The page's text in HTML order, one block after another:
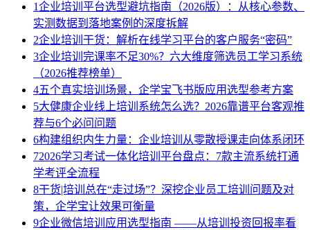
1企业培训平台选型避坑指南（2026版）：从核心参数、
实测数据到落地案例的深度拆解
2企业培训干货：解析在线学习平台的客户服务“密码”
3企业培训完课率不足30%？六大维度筛选员工学习系统
（2026推荐榜单）
4五个真实培训场景，企学宝飞书版应用选型参考方案
5大健康企业线上培训系统怎么选？2026靠谱平台客观推
荐与6个必问问题
6构建组织内生力量：企业培训从零散授课走向体系闭环
72026学习考试一体化培训平台盘点：7款主流系统打通
学考评全流程
8干货|培训总在“走过场”？深挖企业员工培训问题及对
策，企学宝让效果可衡量
9企业微信培训应用选型指南 ——从培训投资回报率看